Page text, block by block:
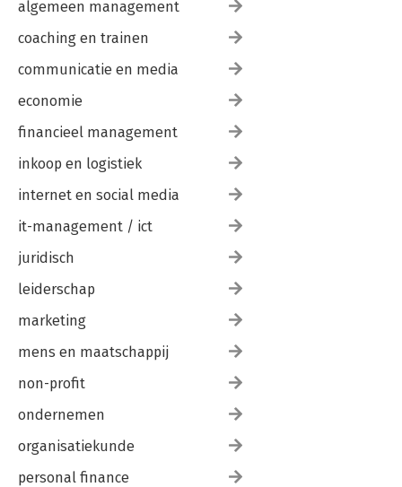
Appendix 2 Klantbeleving loont 191
Appendix 3 Hiërarchie momenten van de waarheid 192
Appendix 4 Tien veelvoorkomende breinheuristieken 194
Register 197
Recensies 203
algemeen management
coaching en trainen
communicatie en media
economie
financieel management
inkoop en logistiek
internet en social media
it-management / ict
juridisch
leiderschap
marketing
mens en maatschappij
non-profit
ondernemen
organisatiekunde
personal finance